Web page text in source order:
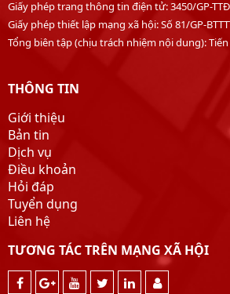
Lâm Đồng
Đồng Nai
Tây Ninh
Đồng Tháp
An Giang
Cà Mau
Giấy phép trang thông tin điện tử: 3450/GP-
Giấy phép thiết lập mạng xã hội: Số 81/GP-
Tổng biên tập (chịu trách nhiệm nội dung):
THÔNG TIN
Giới thiệu
Bản tin
Dịch vụ
Điều khoản
Hỏi đáp
Tuyển dụng
Liên hệ
TƯƠNG TÁC TRÊN MẠNG XÃ HỘI